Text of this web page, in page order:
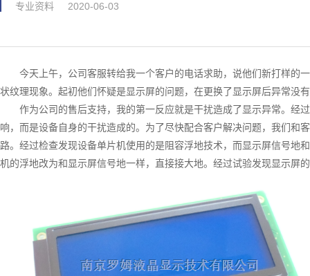
专业资料 2020-06-03
今天上午，公司客服转给我一个客户的电话求助，说他们新打样的
状纹理现象。起初他们怀疑是显示屏的问题，在更换了显示屏后异常没
作为公司的售后支持，我的第一反应就是干扰造成了显示异常。经
响，而是设备自身的干扰造成的。为了尽快配合客户解决问题，我们和
路。经过检查发现设备单片机使用的是阻容浮地技术，而显示屏信号地
机的浮地改为和显示屏信号地一样，直接接大地。经过试验发现显示屏